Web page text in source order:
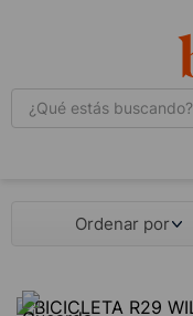
¿Qué estás buscando?
Ordenar por